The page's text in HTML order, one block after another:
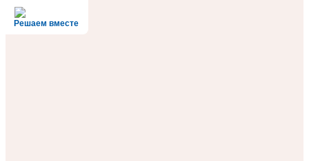
Решаем вместе